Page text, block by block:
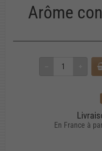
Arôme
En France à